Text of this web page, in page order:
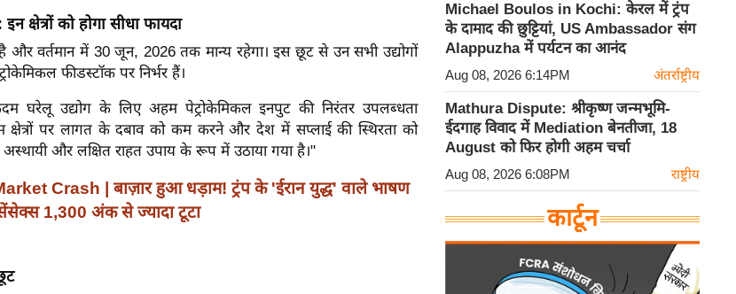
क्षेत्रों को होगा सीधा फायदा
और वर्तमान में 30 जून, 2026 तक मान्य रहेगा। इस छूट से उन सभी उद्योगों
फीडस्टॉक पर निर्भर हैं।
घरेलू उद्योग के लिए अहम पेट्रोकेमिकल इनपुट की निरंतर उपलब्धता
क्षेत्रों पर लागत के दबाव को कम करने और देश में सप्लाई की स्थिरता को
और लक्षित राहत उपाय के रूप में उठाया गया है।"
Crash | बाज़ार हुआ धड़ाम! ट्रंप के 'ईरान युद्ध' वाले भाषण
सेंसेक्स 1,300 अंक से ज्यादा टूटा
Michael Boulos in Kochi: केरल में ट्रंप
के दामाद की छुट्टियां, US Ambassador संग
Alappuzha में पर्यटन का आनंद
Aug 08, 2026 6:14PM अंतर्राष्ट्रीय
Mathura Dispute: श्रीकृष्ण जन्मभूमि-
ईदगाह विवाद में Mediation बेनतीजा, 18
August को फिर होगी अहम चर्चा
Aug 08, 2026 6:08PM राष्ट्रीय
कार्टून